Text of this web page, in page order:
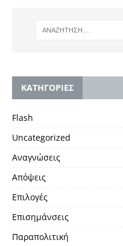
KΑΤΗΓΟΡΙΕΣ
Flash
Uncategorized
Αναγνώσεις
Απόψεις
Επιλογές
Επισημάνσεις
Παραπολιτική